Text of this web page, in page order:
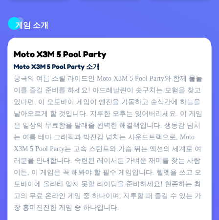
게임 소개
Moto X3M 5 Pool Party
Moto X3M 5 Pool Party 소개
궁극의 여름 스릴 라이드인 Moto X3M 5 Pool Party와 함께 물놀
이를 즐길 준비를 하세요! 아드레날린이 솟구치는 모험을 찾고
있다면, 이 오토바이 게임이 엔진을 가동하고 순식간에 하늘을
날아오르게 할 것입니다. 지루한 오후는 잊어버리세요. 이 게임
은 일상의 무료함을 달래줄 완벽한 해결책입니다. 생동감 넘치
는 여름 테마 그래픽과 박진감 넘치는 사운드트랙으로, Moto
X3M 5 Pool Party는 고속 스턴트와 가슴 뛰는 액션의 세계로 여
러분을 안내합니다. 숙련된 레이서든 가벼운 재미를 찾는 사람
이든, 이 게임은 꼭 해봐야 할 필수 게임입니다. 헬멧을 쓰고 오
토바이에 올라타 잊지 못할 라이딩을 준비하세요! 현존하는 최
고의 무료 온라인 게임 중 하나이며, 지루할 때 즐길 수 있는 가
장 흥미진진한 게임 중 하나입니다.